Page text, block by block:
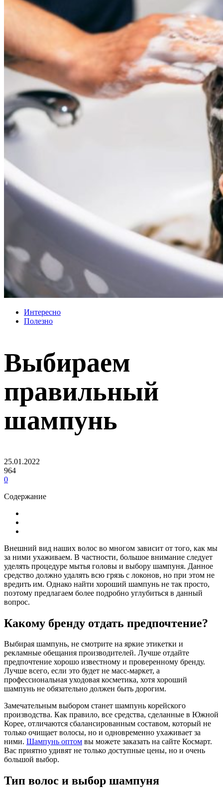
Интересно
Полезно
Выбираем
правильный
шампунь
25.01.2022
964
0
Содержание
Внешний вид наших волос во многом зависит от того, как мы
за ними ухаживаем. В частности, большое внимание следует
уделять процедуре мытья головы и выбору шампуня. Данное
средство должно удалять всю грязь с локонов, но при этом не
вредить им. Однако найти хороший шампунь не так просто,
поэтому предлагаем более подробно углубиться в данный
вопрос.
Какому бренду отдать предпочтение?
Выбирая шампунь, не смотрите на яркие этикетки и
рекламные обещания производителей. Лучше отдайте
предпочтение хорошо известному и проверенному бренду.
Лучше всего, если это будет не масс-маркет, а
профессиональная уходовая косметика, хотя хороший
шампунь не обязательно должен быть дорогим.
Замечательным выбором станет шампунь корейского
производства. Как правило, все средства, сделанные в Южной
Корее, отличаются сбалансированным составом, который не
только очищает волосы, но и одновременно ухаживает за
ними. Шампунь оптом вы можете заказать на сайте Космарт.
Вас приятно удивят не только доступные цены, но и очень
большой выбор.
Тип волос и выбор шампуня